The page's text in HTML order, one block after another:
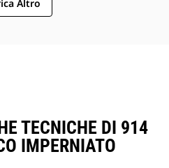
Altro
TECNICHE DI 914
IMPERNIATO